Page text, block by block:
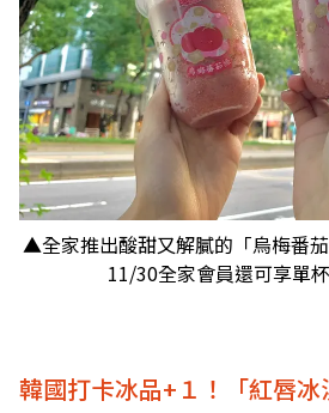
▲全家推出酸甜又解膩的「烏梅番
11/30全家會員還可享單
韓國打卡冰品+１！「紅唇